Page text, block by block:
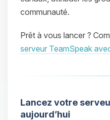
communauté.
Prêt à vous lancer ?
serveur TeamSpeak
Lancez votre
aujourd’hui